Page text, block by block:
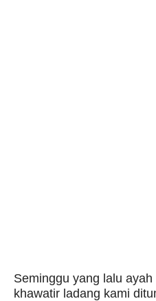
Seminggu yang lalu
khawatir ladang kami